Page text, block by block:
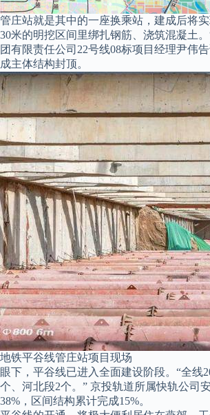
管庄站就是其中的一座换乘站，建成后将
30米的明挖区间里绑扎钢筋、浇筑混凝土
团有限责任公司22号线08标项目经理尹伟
成主体结构封顶。
地铁平谷线管庄站项目现场
眼下，平谷线已进入全面建设阶段。“全线
个、河北段2个。” 京投轨道所属快轨公司
38%，区间结构累计完成15%。